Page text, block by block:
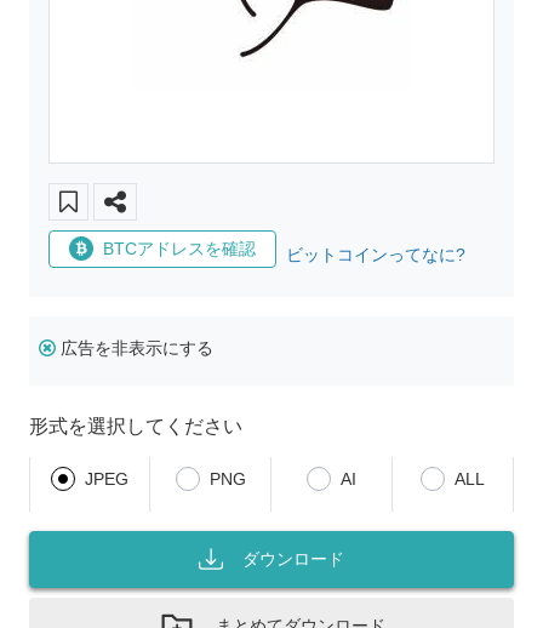
BTCアドレスを確認 ビットコインってなに?
広告を非表示にする
形式を選択してください
JPEG PNG AI ALL
ダウンロード